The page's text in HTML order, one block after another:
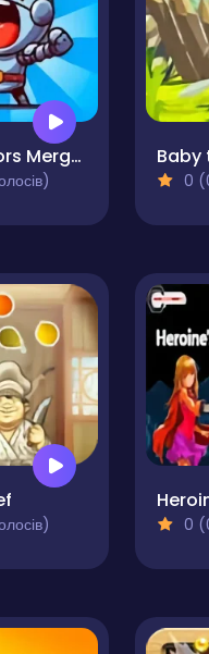
Gladiators Merge and Fight Baby
0
0